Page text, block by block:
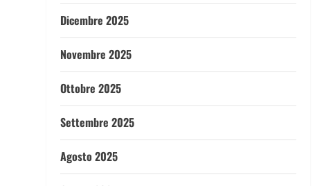
Dicembre 2025
Novembre 2025
Ottobre 2025
Settembre 2025
Agosto 2025